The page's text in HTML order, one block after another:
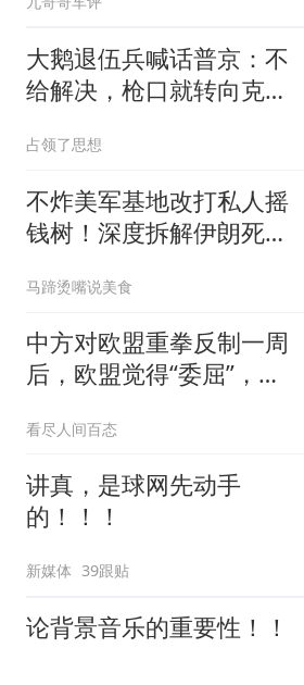
大鹅退伍兵喊话普京：不
给解决，枪口就转向克里
占领了思想
不炸美军基地改打私人摇
钱树！深度拆解伊朗死掐
招到底有多绝？
马蹄烫嘴说美食
中方对欧盟重拳反制一周
后，欧盟觉得“委屈”，欧
看尽人间百态
讲真，是球网先动手
的！！！
新媒体 39跟贴
论背景音乐的重要性！！